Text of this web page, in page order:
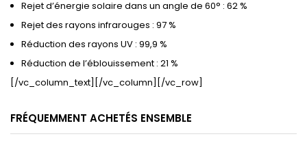
Rejet d’énergie solaire dans un angle de 60° : 62 %
Rejet des rayons infrarouges : 97 %
Réduction des rayons UV : 99,9 %
Réduction de l’éblouissement : 21 %
[/vc_column_text][/vc_column][/vc_row]
FRÉQUEMMENT ACHETÉS ENSEMBLE